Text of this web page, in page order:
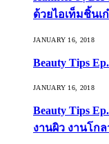
ด้วยไอเท็มชิ้นเ
JANUARY 16, 2018
Beauty Tips
JANUARY 16, 2018
Beauty Tips
งานผิว งานโกล